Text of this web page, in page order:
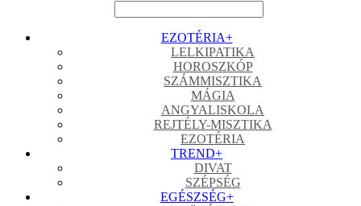
EZOTÉRIA+
LELKIPATIKA
HOROSZKÓP
SZÁMMISZTIKA
MÁGIA
ANGYALISKOLA
REJTÉLY-MISZTIKA
EZOTÉRIA
TREND+
DIVAT
SZÉPSÉG
EGÉSZSÉG+